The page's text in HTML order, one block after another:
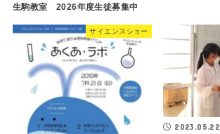
生駒教室 2026年度生徒募集中
サイエンスショー
2023.05.22